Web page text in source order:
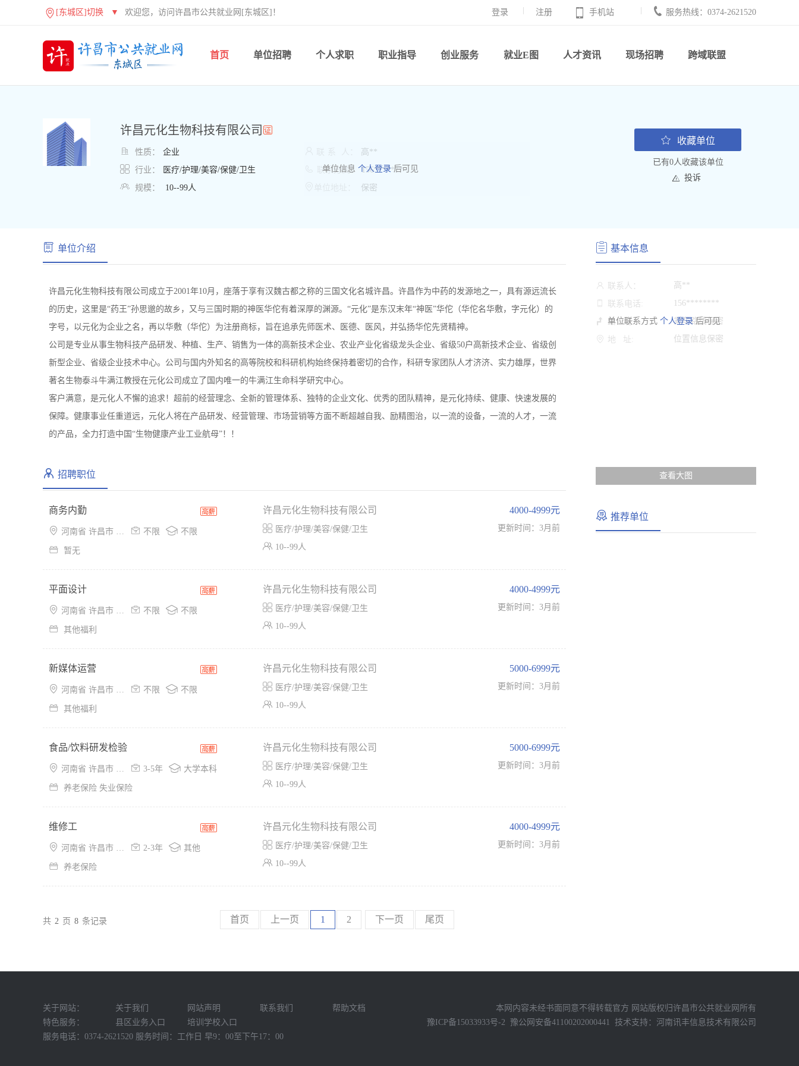
[东城区]切换 ▼ 欢迎您，访问许昌市公共就业网[东城区]！ 登录 注册 手机站 服务热线：0374-2621520
首页 单位招聘 个人求职 职业指导 创业服务 就业E图 人才资讯 现场招聘 跨域联盟
许昌元化生物科技有限公司
 性质： 企业
 行业： 医疗/护理/美容/保健/卫生
 规模： 10--99人
单位信息 个人登录后可见
高**
联系方式： 156*******
保密
收藏单位
已有0人收藏该单位
投诉
单位介绍
许昌元化生物科技有限公司成立于2001年10月，座落于享有汉魏古都之称的三国文化名城许昌。许昌作为中药的发源地之一，具有源远流长
的历史，这里是“药王”孙思邈的故乡，又与三国时期的神医华佗有着深厚的渊源。“元化”是东汉末年“神医”华佗（华佗名华敷，字元化）的
字号，以元化为企业之名，再以华敷（华佗）为注册商标，旨在追承先师医术、医德、医风，并弘扬华佗先贤精神。
公司是专业从事生物科技产品研发、种植、生产、销售为一体的高新技术企业、农业产业化省级龙头企业、省级50户高新技术企业、省级创
新型企业、省级企业技术中心。公司与国内外知名的高等院校和科研机构始终保持着密切的合作，科研专家团队人才济济、实力雄厚，世界
著名生物泰斗牛满江教授在元化公司成立了国内唯一的牛满江生命科学研究中心。
客户满意，是元化人不懈的追求！超前的经营理念、全新的管理体系、独特的企业文化、优秀的团队精神，是元化持续、健康、快速发展的
保障。健康事业任重道远，元化人将在产品研发、经营管理、市场营销等方面不断超越自我、励精图治，以一流的设备，一流的人才，一流
的产品，全力打造中国“生物健康产业工业航母”！！
招聘职位
商务内勤
 河南省 许昌市 魏都区  不限  不限
 暂无
许昌元化生物科技有限公司
 医疗/护理/美容/保健/卫生
 10--99人
4000-4999元
更新时间：3月前
平面设计
 河南省 许昌市 魏都区  不限  不限
 其他福利
许昌元化生物科技有限公司
 医疗/护理/美容/保健/卫生
 10--99人
4000-4999元
更新时间：3月前
新媒体运营
 河南省 许昌市 魏都区  不限  不限
 其他福利
许昌元化生物科技有限公司
 医疗/护理/美容/保健/卫生
 10--99人
5000-6999元
更新时间：3月前
食品/饮料研发检验
 河南省 许昌市 魏都区  3-5年  大学本科
 养老保险 失业保险
许昌元化生物科技有限公司
 医疗/护理/美容/保健/卫生
 10--99人
5000-6999元
更新时间：3月前
维修工
 河南省 许昌市 魏都区  2-3年  其他
 养老保险
许昌元化生物科技有限公司
 医疗/护理/美容/保健/卫生
 10--99人
4000-4999元
更新时间：3月前
共 2 页 8 条记录 首页 上一页 1 2 下一页 尾页
基本信息
单位联系方式 个人登录后可见
联系人： 高**
联系电话: 156********
路 线: 乘车路线保密
地 址: 位置信息保密
查看大图
推荐单位
关于网站： 关于我们 网站声明 联系我们
帮助文档
特色服务：
县区业务入口
培训学校入口
服务电话：0374-2621520 服务时间：工作日 早9：00至下午17：00
本网内容未经书面同意不得转载官方 网站版权归许昌市公共就业网所有
豫ICP备15033933号-2 豫公网安备41100202000441 技术支持： 河南讯丰信息技术有限公司